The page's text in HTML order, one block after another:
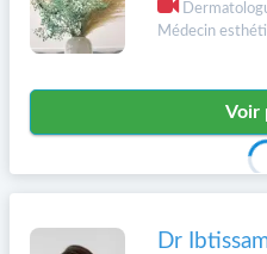
Médecin
Voir
Dr